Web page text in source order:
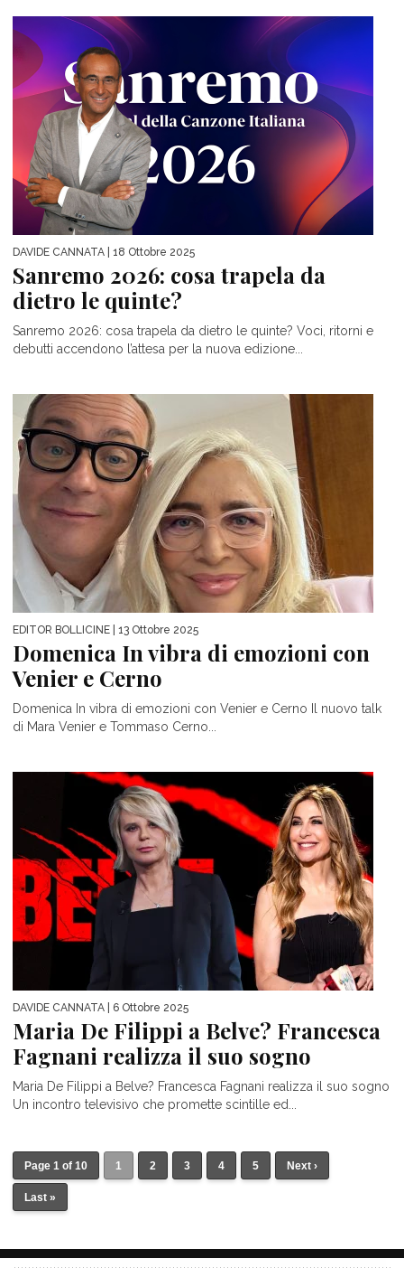
DAVIDE CANNATA | 18 Ottobre 2025
Sanremo 2026: cosa trapela da
dietro le quinte?
Sanremo 2026: cosa trapela da dietro le quinte? Voci, ritorni e
debutti accendono l’attesa per la nuova edizione...
EDITOR BOLLICINE | 13 Ottobre 2025
Domenica In vibra di emozioni con
Venier e Cerno
Domenica In vibra di emozioni con Venier e Cerno Il nuovo talk
di Mara Venier e Tommaso Cerno...
DAVIDE CANNATA | 6 Ottobre 2025
Maria De Filippi a Belve? Francesca
Fagnani realizza il suo sogno
Maria De Filippi a Belve? Francesca Fagnani realizza il suo sogno
Un incontro televisivo che promette scintille ed...
Page 1 of 10 1 2 3 4 5 Next ›
Last »